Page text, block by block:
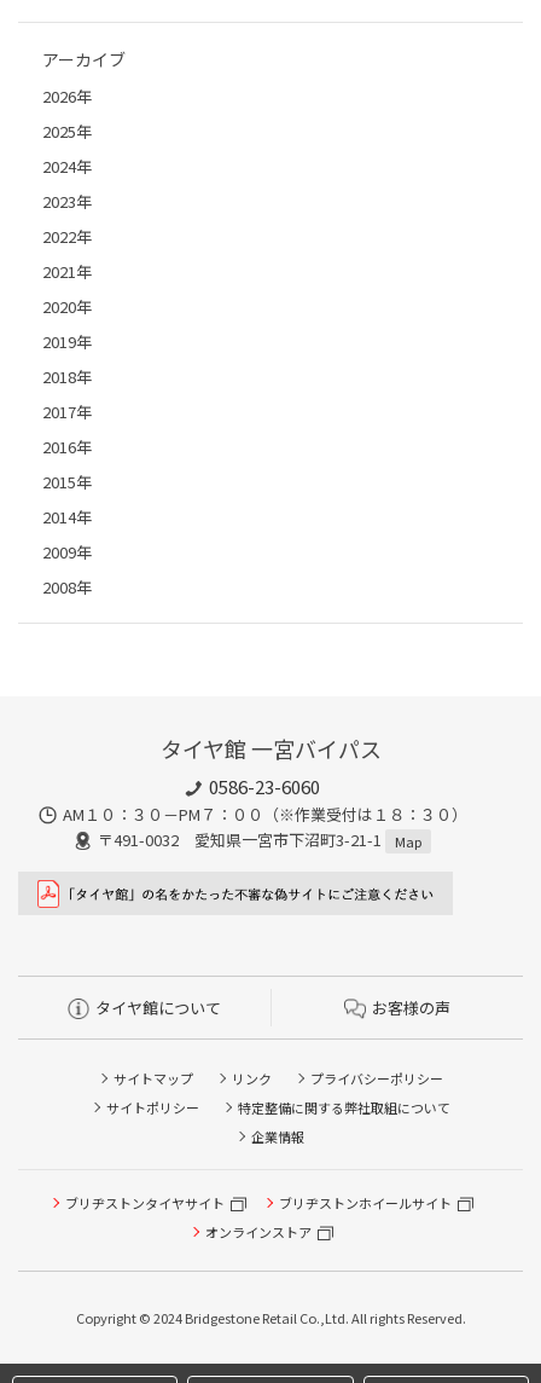
アーカイブ
2026年
2025年
2024年
2023年
2022年
2021年
2020年
2019年
2018年
2017年
2016年
2015年
2014年
2009年
2008年
タイヤ館 一宮バイパス
0586-23-6060
AM１０：３０－PM７：００（※作業受付は１８：３０）
〒491-0032 愛知県一宮市下沼町3-21-1
Map
タイヤ館について お客様の声
サイトマップ リンク
プライバシーポリシー
サイトポリシー
特定整備に関する弊社取組について
企業情報
ブリヂストンタイヤサイト
ブリヂストンホイールサイト
オンラインストア
Copyright © 2024 Bridgestone Retail Co.,Ltd. All rights Reserved.
タイヤ点検・安全点検/タイヤ履き替え/オイル交換/その他
ピット作業の予約
本日のタイヤ履き替え順番待ち予約 ※クローク契約会員の